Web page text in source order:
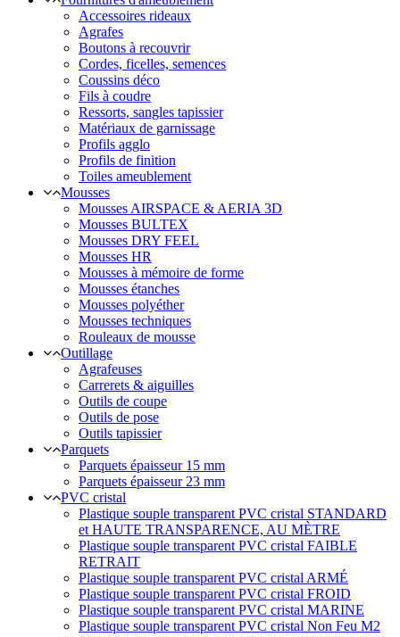
Accessoires rideaux
Agrafes
Boutons à recouvrir
Cordes, ficelles, semences
Coussins déco
Fils à coudre
Ressorts, sangles tapissier
Matériaux de garnissage
Profils agglo
Profils de finition
Toiles ameublement
Mousses
Mousses AIRSPACE & AERIA 3D
Mousses BULTEX
Mousses DRY FEEL
Mousses HR
Mousses à mémoire de forme
Mousses étanches
Mousses polyéther
Mousses techniques
Rouleaux de mousse
Outillage
Agrafeuses
Carrerets & aiguilles
Outils de coupe
Outils de pose
Outils tapissier
Parquets
Parquets épaisseur 15 mm
Parquets épaisseur 23 mm
PVC cristal
Plastique souple transparent PVC cristal STANDARD
et HAUTE TRANSPARENCE, AU MÈTRE
Plastique souple transparent PVC cristal FAIBLE
RETRAIT
Plastique souple transparent PVC cristal ARMÉ
Plastique souple transparent PVC cristal FROID
Plastique souple transparent PVC cristal MARINE
Plastique souple transparent PVC cristal Non Feu M2